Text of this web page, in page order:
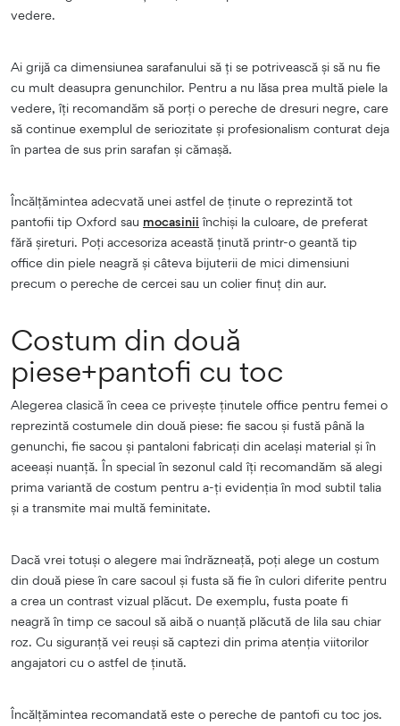
vedere.
Ai grijă ca dimensiunea sarafanului să ți se potrivească și să nu fie
cu mult deasupra genunchilor. Pentru a nu lăsa prea multă piele la
vedere, îți recomandăm să porți o pereche de dresuri negre, care
să continue exemplul de seriozitate și profesionalism conturat deja
în partea de sus prin sarafan și cămașă.
Încălțămintea adecvată unei astfel de ținute o reprezintă tot
pantofii tip Oxford sau mocasinii închiși la culoare, de preferat
fără șireturi. Poți accesoriza această ținută printr-o geantă tip
office din piele neagră și câteva bijuterii de mici dimensiuni
precum o pereche de cercei sau un colier finuț din aur.
Costum din două
piese+pantofi cu toc
Alegerea clasică în ceea ce privește ținutele office pentru femei o
reprezintă costumele din două piese: fie sacou și fustă până la
genunchi, fie sacou și pantaloni fabricați din același material și în
aceeași nuanță. În special în sezonul cald îți recomandăm să alegi
prima variantă de costum pentru a-ți evidenția în mod subtil talia
și a transmite mai multă feminitate.
Dacă vrei totuși o alegere mai îndrăzneață, poți alege un costum
din două piese în care sacoul și fusta să fie în culori diferite pentru
a crea un contrast vizual plăcut. De exemplu, fusta poate fi
neagră în timp ce sacoul să aibă o nuanță plăcută de lila sau chiar
roz. Cu siguranță vei reuși să captezi din prima atenția viitorilor
angajatori cu o astfel de ținută.
Încălțămintea recomandată este o pereche de pantofi cu toc jos.